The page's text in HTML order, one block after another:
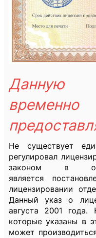
Данную
Не существует
регулировал
законом в
является
лицензировании
Данный указ о
августа 2001 года.
которые указаны в
может